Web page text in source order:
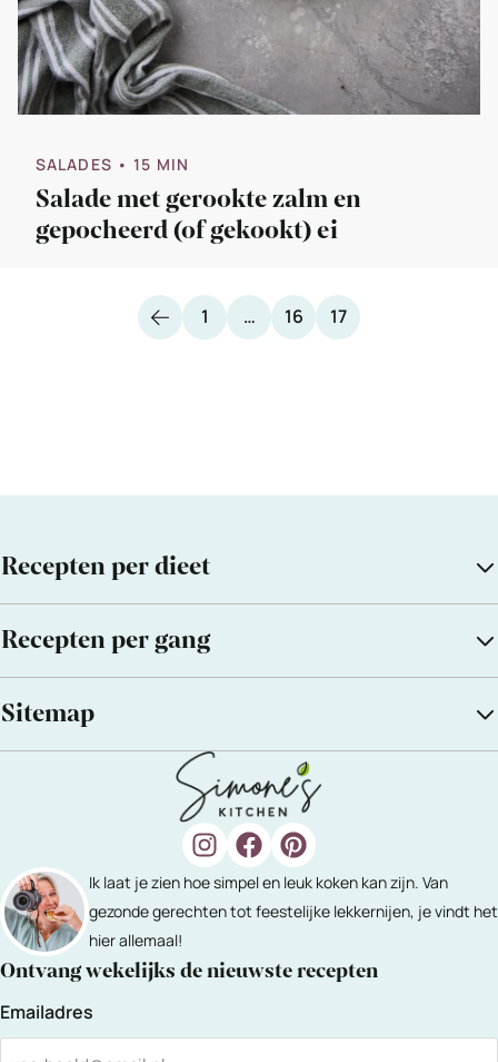
SALADES • 15 MIN
Salade met gerookte zalm en
gepocheerd (of gekookt) ei
VorigePagina
1 … Pagina
16 Pagina
17
Recepten per dieet
Recepten per gang
Sitemap
Ik laat je zien hoe simpel en leuk koken kan zijn. Van
gezonde gerechten tot feestelijke lekkernijen, je vindt het
hier allemaal!
Ontvang wekelijks de nieuwste recepten
Emailadres